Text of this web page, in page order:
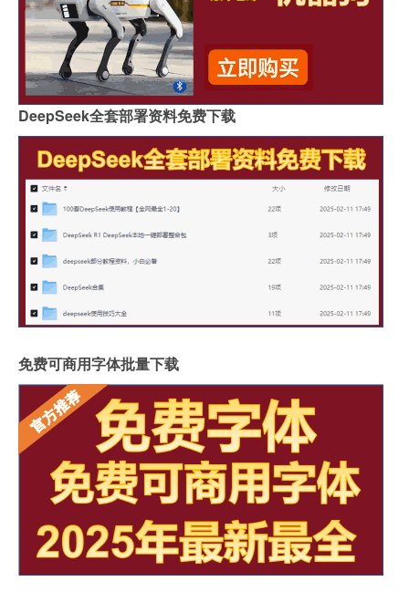
DeepSeek全套部署资料免费下载
免费可商用字体批量下载